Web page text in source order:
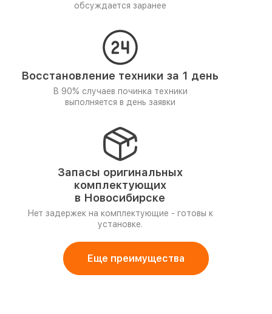
обсуждается заранее
Восстановление техники за 1 день
В 90% случаев починка техники
выполняется в день заявки
Запасы оригинальных
комплектующих
в Новосибирске
Нет задержек на комплектующие - готовы к
установке.
Еще преимущества